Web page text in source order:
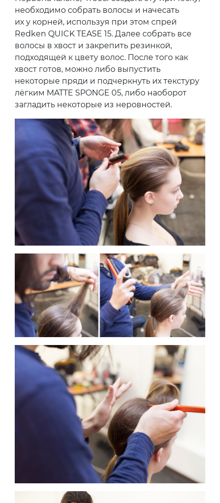
необходимо собрать волосы и начесать
их у корней, используя при этом спрей
Redken QUICK TEASE 15. Далее собрать все
волосы в хвост и закрепить резинкой,
подходящей к цвету волос. После того как
хвост готов, можно либо выпустить
некоторые пряди и подчеркнуть их текстуру
лёгким MATTE SPONGE 05, либо наоборот
загладить некоторые из неровностей.